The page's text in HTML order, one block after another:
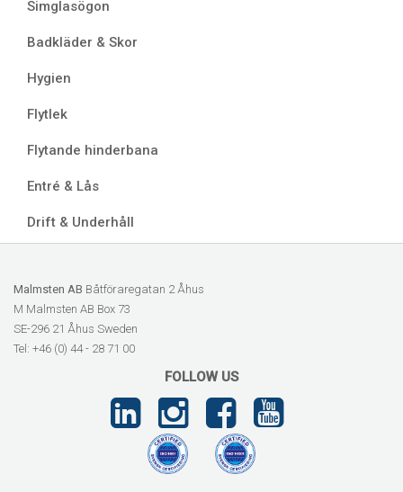
Simglasögon
Badkläder & Skor
Hygien
Flytlek
Flytande hinderbana
Entré & Lås
Drift & Underhåll
Malmsten AB Båtföraregatan 2 Åhus
M Malmsten AB Box 73
SE-296 21 Åhus Sweden
Tel: +46 (0) 44 - 28 71 00
FOLLOW US